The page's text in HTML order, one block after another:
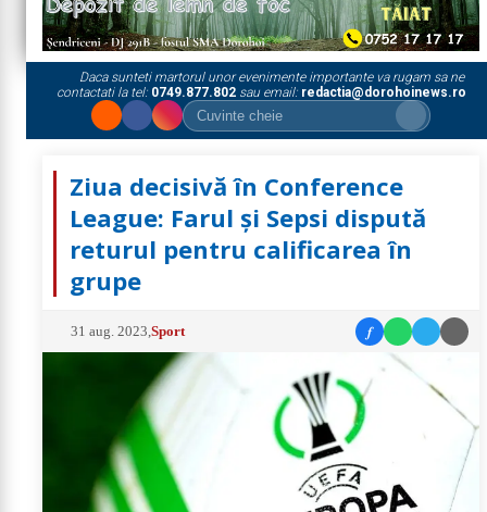
Daca sunteti martorul unor evenimente importante va rugam sa ne
contactati la tel: 0749.877.802sau email: redactia@dorohoinews.ro
Ziua decisivă în Conference
League: Farul și Sepsi dispută
returul pentru calificarea în
grupe
31 aug. 2023 ,Sport f